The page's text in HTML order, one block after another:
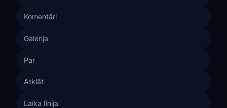
Komentāri
Galerija
Par
Atklāt
Laika līnija